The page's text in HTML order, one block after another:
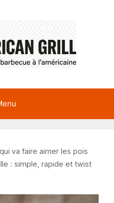
va faire aimer les pois
: simple, rapide et twist